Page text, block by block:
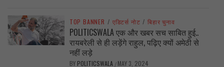
TOP BANNER / एडिटर्स नोट / बिहार चुनाव
POLITICSWALA एक और खबर सच साबित हुई..
रायबरेली से ही लड़ेंगे राहुल, पढ़िए क्यों अमेठी से
नहीं लड़े
BY POLITICSWALA / MAY 3, 2024